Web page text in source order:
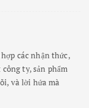
các nhận thức,
ty, sản phẩm
và lời hứa mà